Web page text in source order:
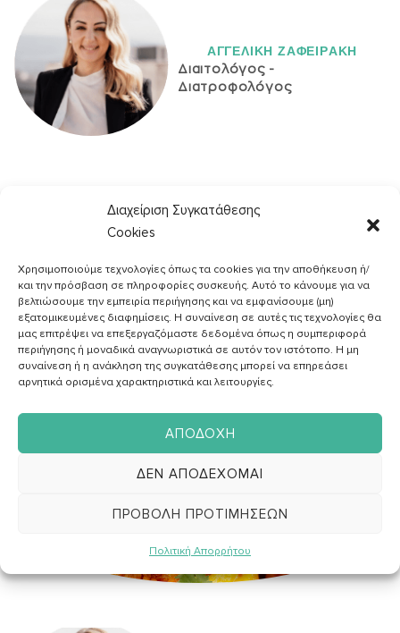
Διαχείριση Συγκατάθεσης
Cookies
Χρησιμοποιούμε τεχνολογίες όπως τα cookies για την αποθήκευση ή/
και την πρόσβαση σε πληροφορίες συσκευής. Αυτό το κάνουμε για να
βελτιώσουμε την εμπειρία περιήγησης και να εμφανίσουμε (μη)
εξατομικευμένες διαφημίσεις. Η συναίνεση σε αυτές τις τεχνολογίες θα
μας επιτρέψει να επεξεργαζόμαστε δεδομένα όπως η συμπεριφορά
περιήγησης ή μοναδικά αναγνωριστικά σε αυτόν τον ιστότοπο. Η μη
συναίνεση ή η ανάκληση της συγκατάθεσης μπορεί να επηρεάσει
αρνητικά ορισμένα χαρακτηριστικά και λειτουργίες.
ΑΠΟΔΟΧΉ
ΔΕΝ ΑΠΟΔΈΧΟΜΑΙ
ΠΡΟΒΟΛΉ ΠΡΟΤΙΜΉΣΕΩΝ
Πολιτική Απορρήτου
ΑΓΓΕΛΙΚH ΖΑΦΕΙΡAΚΗ
Διαιτολόγος -
Διατροφολόγος
LIGHT & QUICK,ΔΙΑΦΟΡΕΣ,ΣΥΝΤΑΓΈΣ
,ΧΩΡΙΣ ΓΛΟΥΤΕΝΗ
Ταμπουλέ αλλιώς